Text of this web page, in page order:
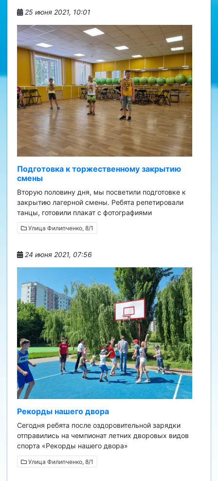
25 июня 2021, 10:01
Подготовка к торжественному закрытию
смены
Вторую половину дня, мы посветили подготовке к
закрытию лагерной смены. Ребята репетировали
танцы, готовили плакат с фотографиями
Улица Филипченко, 8/1
24 июня 2021, 07:56
Рекорды нашего двора
Сегодня ребята после оздоровительной зарядки
отправились на чемпионат летних дворовых видов
спорта «Рекорды нашего двора»
Улица Филипченко, 8/1